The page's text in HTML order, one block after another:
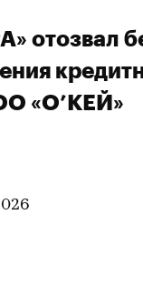
отозвал
«О’КЕЙ»